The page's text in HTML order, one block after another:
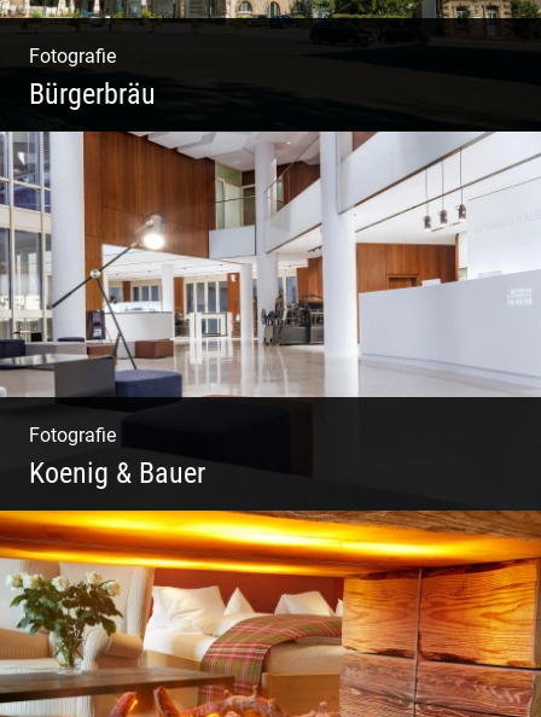
Fotografie
Bürgerbräu
Gewerbe & Handwerk | Kultur & Kreativität |
Urban & Weltoffen | Gastro & Events
Fotografie
Koenig & Bauer
Moderne Architektur | Offen & Futuristisch |
Foyer Gestaltung | Weite Räume